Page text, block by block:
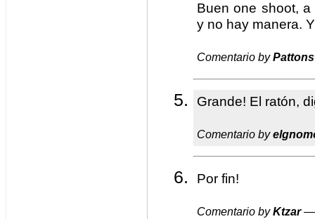
Buen one shoot,
y no hay manera.
Comentario by
Grande! El ratón,
Comentario by
Por fin!
Comentario byKtzar—